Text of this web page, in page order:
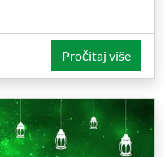
Pročitaj više